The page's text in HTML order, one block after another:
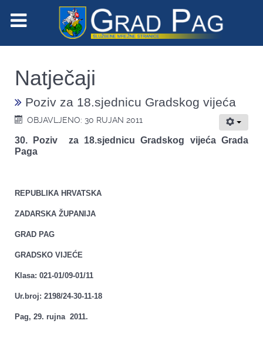
Natječaji
Poziv za 18.sjednicu Gradskog vijeća
OBJAVLJENO: 30 RUJAN 2011
30. Poziv za 18.sjednicu Gradskog vijeća Grada
Paga
REPUBLIKA HRVATSKA
ZADARSKA ŽUPANIJA
GRAD PAG
GRADSKO VIJEĆE
Klasa: 021-01/09-01/11
Ur.broj: 2198/24-30-11-18
Pag, 29. rujna 2011.